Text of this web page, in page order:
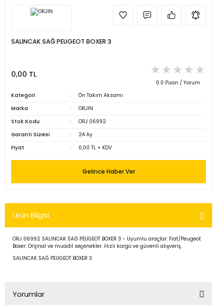
SALINCAK SAĞ PEUGEOT BOXER 3
0,00 TL
0.0 Puan / Yorum
Kategori
Ön Takım Aksamı
Marka
ORJIN
Stok Kodu
ORJ 06992
Garanti Süresi
24 Ay
Fiyat
0,00 TL + KDV
Gelince Haber Ver
Ürün Bilgisi
ORJ 06992 SALINCAK SAĞ PEUGEOT BOXER 3 - Uyumlu araçlar: Fiat/Peugeot
Boxer. Orijinal ve muadil seçenekler. Hızlı kargo ve güvenli alışveriş.
SALINCAK SAĞ PEUGEOT BOXER 3
Yorumlar